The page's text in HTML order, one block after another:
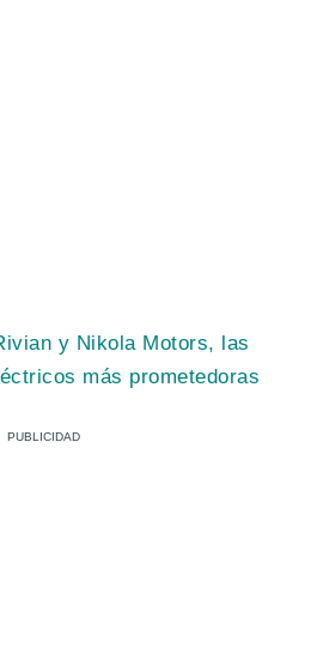
y Nikola Motors, las
más prometedoras